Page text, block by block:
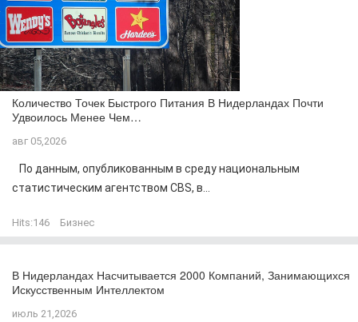
Количество Точек Быстрого Питания В Нидерландах Почти
Удвоилось Менее Чем…
авг 05,2026
По данным, опубликованным в среду национальным
статистическим агентством CBS, в...
Hits:146 Бизнес
В Нидерландах Насчитывается 2000 Компаний, Занимающихся
Искусственным Интеллектом
июль 21,2026